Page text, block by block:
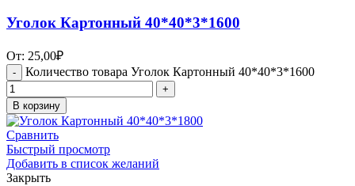
Уголок Картонный 40*40*3*1600
От: 25,00₽
Количество товара Уголок Картонный 40*40*3*1600
В корзину
Сравнить
Быстрый просмотр
Добавить в список желаний
Закрыть